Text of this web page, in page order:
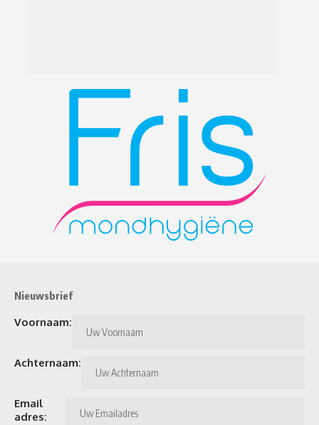
Nieuwsbrief
Voornaam:
Achternaam:
Email
adres: